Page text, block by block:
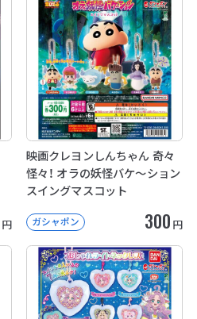
円
映画クレヨンしんちゃん 奇々
怪々！ オラの妖怪バケ～ション
スイングマスコット
ガシャポン 300 円